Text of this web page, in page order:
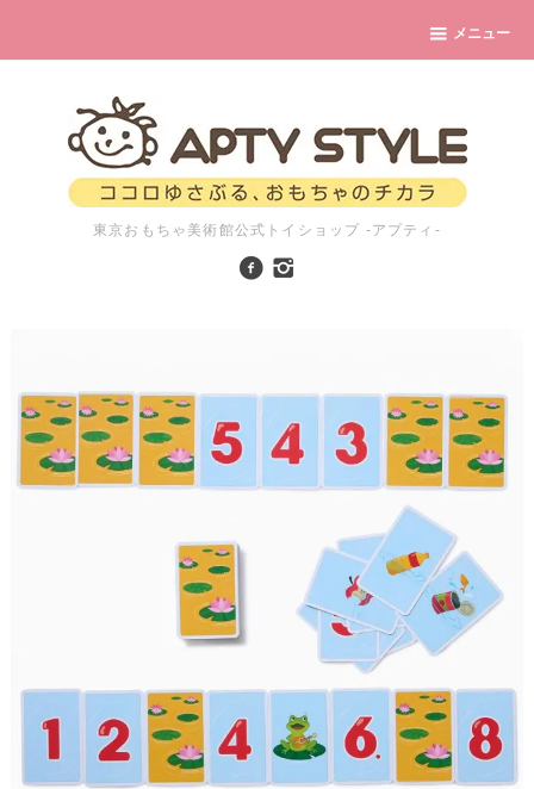
メニュー
東京おもちゃ美術館公式トイショップ -アプティ-